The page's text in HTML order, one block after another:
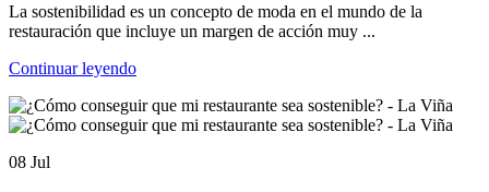
La sostenibilidad es un concepto de moda en el mundo de la
restauración que incluye un margen de acción muy ...
Continuar leyendo
08 Jul